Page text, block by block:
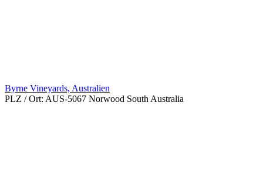
Byrne Vineyards, Australien
PLZ / Ort: AUS-5067 Norwood South Australia